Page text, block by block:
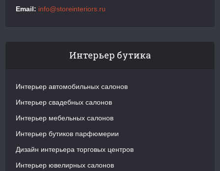
Email: info@storeinteriors.ru
Интерьер бутика
Интерьер автомобильных салонов
Интерьер свадебных салонов
Интерьер мебельных салонов
Интерьер бутиков парфюмерии
Дизайн интерьера торговых центров
Интерьер ювелирных салонов